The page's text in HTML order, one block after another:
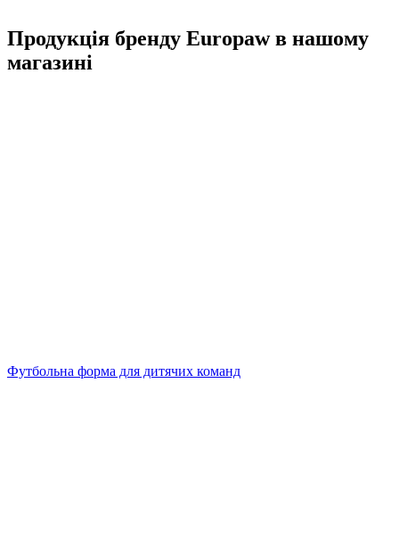
Продукція бренду Europaw в нашому
магазині
Футбольна форма для дитячих команд